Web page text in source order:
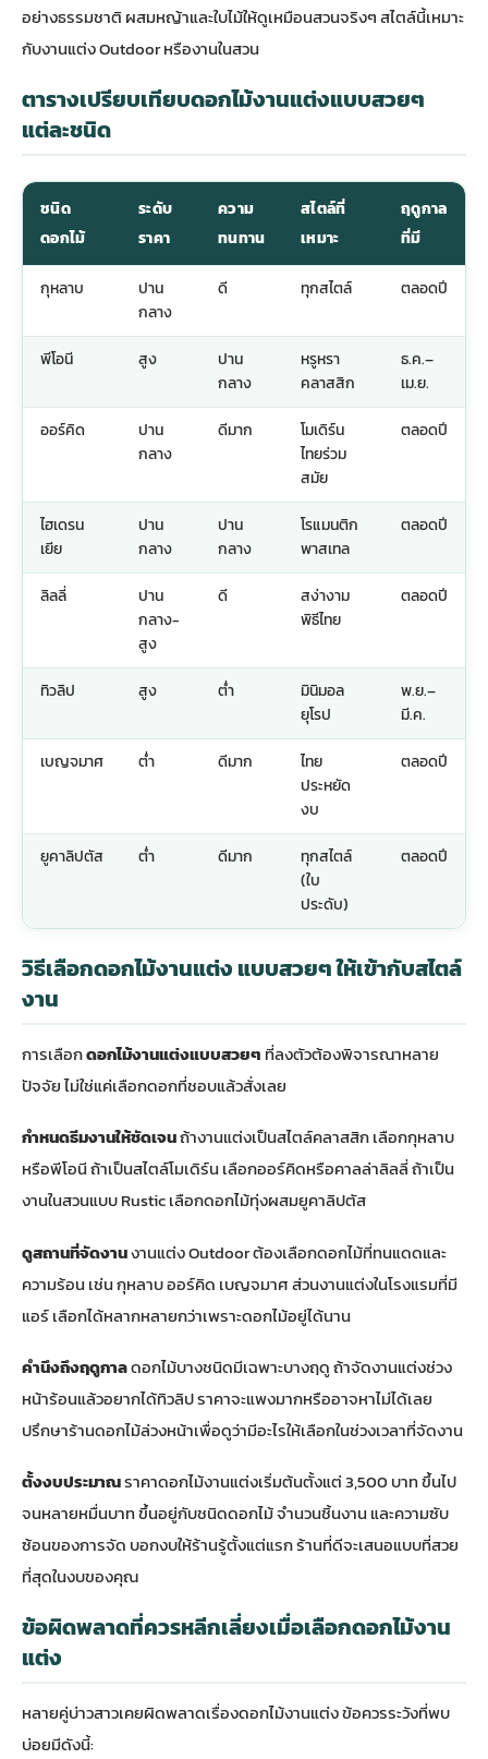
อย่างธรรมชาติ ผสมหญ้าและใบไม้ให้ดูเหมือนสวนจริงๆ สไตล์นี้เหมาะ
กับงานแต่ง Outdoor หรืองานในสวน
ตารางเปรียบเทียบดอกไม้งานแต่งแบบสวยๆ
แต่ละชนิด
ชนิด
ดอกไม้
ระดับ
ราคา
ความ
ทนทาน
สไตล์ที่
เหมาะ
ฤดูกาล
ที่มี
กุหลาบ
ปาน
กลาง
ดี ทุกสไตล์ ตลอดปี
พีโอนี สูง
ปาน
กลาง
หรูหรา
คลาสสิก
ธ.ค.–
เม.ย.
ออร์คิด
ปาน
กลาง
ดีมาก
โมเดิร์น
ไทยร่วม
สมัย
ตลอดปี
ไฮเดรน
เยีย
ปาน
กลาง
ปาน
กลาง
โรแมนติก
พาสเทล
ตลอดปี
ลิลลี่
ปาน
กลาง-
สูง
ดี
สง่างาม
พิธีไทย
ตลอดปี
ทิวลิป สูง ต่ำ
มินิมอล
ยุโรป
พ.ย.–
มี.ค.
เบญจมาศ ต่ำ ดีมาก
ไทย
ประหยัด
งบ
ตลอดปี
ยูคาลิปตัส ต่ำ ดีมาก
ทุกสไตล์
(ใบ
ประดับ)
ตลอดปี
วิธีเลือกดอกไม้งานแต่ง แบบสวยๆ ให้เข้ากับสไตล์
งาน
การเลือกดอกไม้งานแต่งแบบสวยๆ ที่ลงตัวต้องพิจารณาหลาย
ปัจจัย ไม่ใช่แค่เลือกดอกที่ชอบแล้วสั่งเลย
กำหนดธีมงานให้ชัดเจนถ้างานแต่งเป็นสไตล์คลาสสิก เลือกกุหลาบ
หรือพีโอนี ถ้าเป็นสไตล์โมเดิร์น เลือกออร์คิดหรือคาลล่าลิลลี่ ถ้าเป็น
งานในสวนแบบ Rustic เลือกดอกไม้ทุ่งผสมยูคาลิปตัส
ดูสถานที่จัดงานงานแต่ง Outdoor ต้องเลือกดอกไม้ที่ทนแดดและ
ความร้อน เช่น กุหลาบ ออร์คิด เบญจมาศ ส่วนงานแต่งในโรงแรมที่มี
แอร์ เลือกได้หลากหลายกว่าเพราะดอกไม้อยู่ได้นาน
คำนึงถึงฤดูกาลดอกไม้บางชนิดมีเฉพาะบางฤดู ถ้าจัดงานแต่งช่วง
หน้าร้อนแล้วอยากได้ทิวลิป ราคาจะแพงมากหรืออาจหาไม่ได้เลย
ปรึกษาร้านดอกไม้ล่วงหน้าเพื่อดูว่ามีอะไรให้เลือกในช่วงเวลาที่จัดงาน
ตั้งงบประมาณราคาดอกไม้งานแต่งเริ่มต้นตั้งแต่ 3,500 บาท ขึ้นไป
จนหลายหมื่นบาท ขึ้นอยู่กับชนิดดอกไม้ จำนวนชิ้นงาน และความซับ
ซ้อนของการจัด บอกงบให้ร้านรู้ตั้งแต่แรก ร้านที่ดีจะเสนอแบบที่สวย
ที่สุดในงบของคุณ
ข้อผิดพลาดที่ควรหลีกเลี่ยงเมื่อเลือกดอกไม้งาน
แต่ง
หลายคู่บ่าวสาวเคยผิดพลาดเรื่องดอกไม้งานแต่ง ข้อควรระวังที่พบ
บ่อยมีดังนี้: